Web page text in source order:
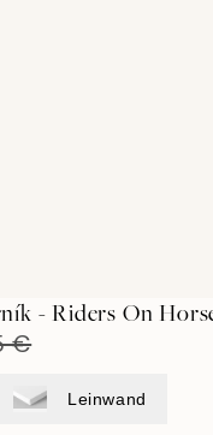
- Riders On
€
Leinwand